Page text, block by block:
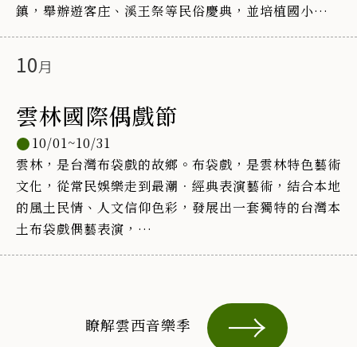
鎮，舉辦遊客庄、溪王祭等民俗慶典，並培植國小學生
以舞蹈、美學、客家獅藝武術呈現傳統文化新活力！
10
雲林國際偶戲節
10/01~10/31
雲林，是台灣布袋戲的故鄉。布袋戲，是雲林特色藝術
文化，從常民娛樂走到最潮．經典表演藝術，結合本地
的風土民情、人文信仰色彩，發展出一套獨特的台灣本
土布袋戲偶藝表演，
號稱布袋戲的大本營的雲林，自1999年開始籌劃舉辦
亦藉邀請國外優秀偶戲團體來台互相觀摩切磋演技，期
以「文化同享，五洲一家」的理念，增進彼此經驗交
瞭解雲西音樂季